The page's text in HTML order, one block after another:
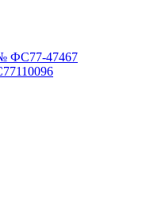
ФС77-47467